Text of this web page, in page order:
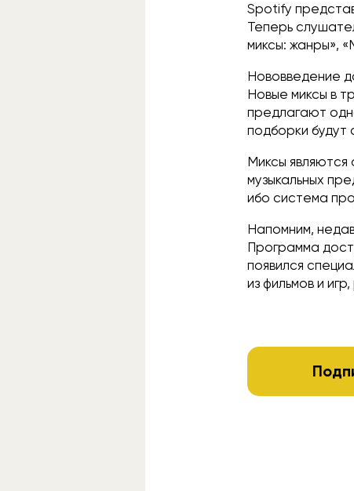
Spotify
Теперь
миксы: жанры»,
Нововведение
Новые миксы в
предлагают
подборки будут
Миксы являются
музыкальных
ибо система
Напомним,
Программа
появился
из фильмов и